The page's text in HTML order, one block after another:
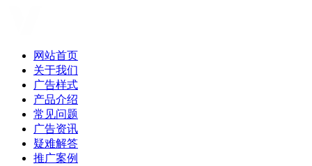
网站首页
关于我们
广告样式
产品介绍
常见问题
广告资讯
疑难解答
推广案例